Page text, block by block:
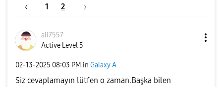
1 2
ali7557
Active Level 5
‎02-13-2025 08:03 PM in Galaxy A
Siz cevaplamayın lütfen o zaman.Başka bilen